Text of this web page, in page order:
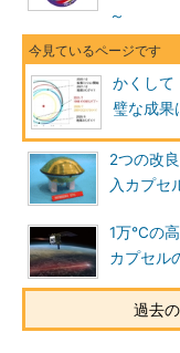
～
かくして
璧な成果
2つの改
入カプセ
1万℃の高
カプセル
過去